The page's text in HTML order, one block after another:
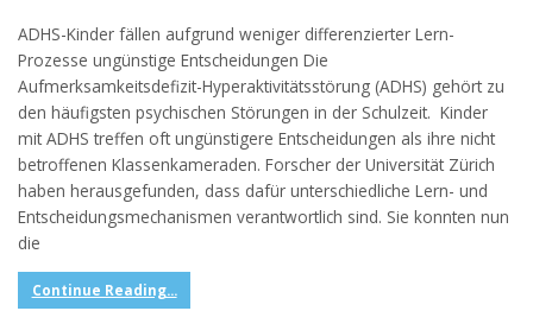
ADHS-Kinder fällen aufgrund weniger differenzierter Lern-
Prozesse ungünstige Entscheidungen Die
Aufmerksamkeitsdefizit-Hyperaktivitätsstörung (ADHS) gehört zu
den häufigsten psychischen Störungen in der Schulzeit. Kinder
mit ADHS treffen oft ungünstigere Entscheidungen als ihre nicht
betroffenen Klassenkameraden. Forscher der Universität Zürich
haben herausgefunden, dass dafür unterschiedliche Lern- und
Entscheidungsmechanismen verantwortlich sind. Sie konnten nun
die
Continue Reading...